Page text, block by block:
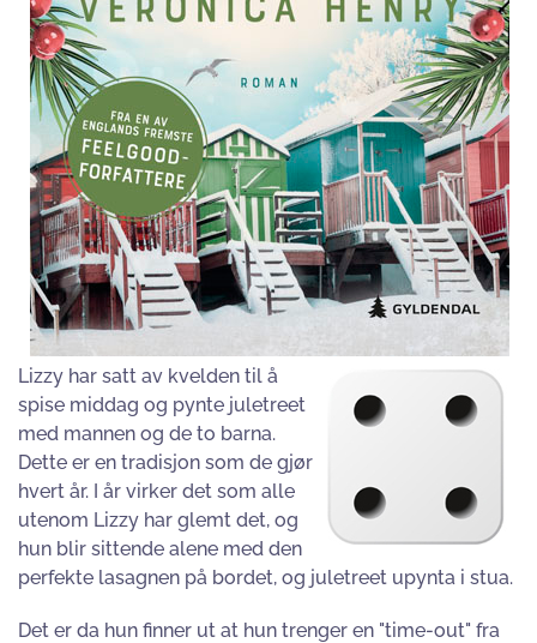
Lizzy har satt av kvelden til å
spise middag og pynte juletreet
med mannen og de to barna.
Dette er en tradisjon som de gjør
hvert år. I år virker det som alle
utenom Lizzy har glemt det, og
hun blir sittende alene med den
perfekte lasagnen på bordet, og juletreet upynta i stua.
Det er da hun finner ut at hun trenger en "time-out" fra